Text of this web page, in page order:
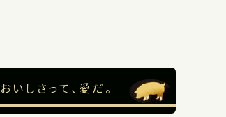
おいしさって、愛だ。